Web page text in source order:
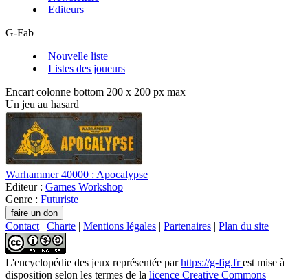
Editeurs
G-Fab
Nouvelle liste
Listes des joueurs
Encart colonne bottom 200 x 200 px max
Un jeu au hasard
Warhammer 40000 : Apocalypse
Editeur : Games Workshop
Genre : Futuriste
Contact | Charte | Mentions légales | Partenaires | Plan du site
L'encyclopédie des jeux représentée parhttps://g-fig.frest mise à
disposition selon les termes de la licence Creative Commons